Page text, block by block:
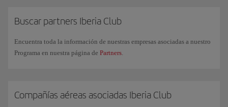
American Airlines y realizar mejoras de clases a cabinas superiores con
Si tienes más dudas, consulta nuestra página de
Buscar partners Iberia Club
Encuentra toda la información de nuestras empresas asociadas a nuestro
Programa en nuestra página de Partners.
Compañías aéreas asociadas Iberia Club